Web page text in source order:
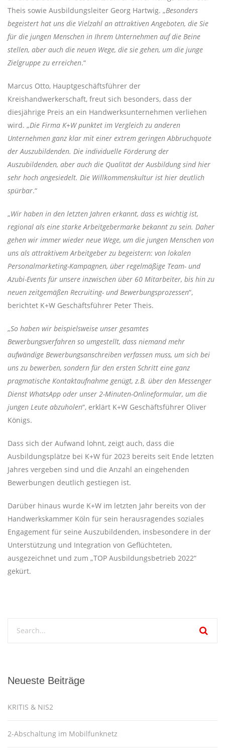
Theis sowie Ausbildungsleiter Georg Hartwig. „Besonders
begeistert hat uns die Vielzahl an attraktiven Angeboten, die Sie
für die jungen Menschen in Ihrem Unternehmen auf die Beine
stellen, aber auch die neuen Wege, die sie gehen, um die junge
Zielgruppe zu erreichen.“
Marcus Otto, Hauptgeschäftsführer der
Kreishandwerkerschaft, freut sich besonders, dass der
diesjährige Preis an ein Handwerksunternehmen verliehen
wird. „Die Firma K+W punktet im Vergleich zu anderen
Unternehmen ganz klar mit einer extrem geringen Abbruchquote
der Auszubildenden. Die individuelle Förderung der
Auszubildenden, aber auch die Qualität der Ausbildung sind hier
sehr hoch angesiedelt. Die Willkommenskultur ist hier deutlich
spürbar.“
„Wir haben in den letzten Jahren erkannt, dass es wichtig ist,
regional als eine starke Arbeitgebermarke bekannt zu sein. Daher
gehen wir immer wieder neue Wege, um die jungen Menschen von
uns als attraktivem Arbeitgeber zu begeistern: von lokalen
Personalmarketing-Kampagnen, über regelmäßige Team- und
Azubi-Events für unsere inzwischen über 60 Mitarbeiter, bis hin zu
neuen zeitgemäßen Recruiting- und Bewerbungsprozessen“,
berichtet K+W Geschäftsführer Peter Theis.
„So haben wir beispielsweise unser gesamtes
Bewerbungsverfahren so umgestellt, dass niemand mehr
aufwändige Bewerbungsanschreiben verfassen muss, um sich bei
uns zu bewerben, sondern für den ersten Schritt eine ganz
pragmatische Kontaktaufnahme genügt, z.B. über den Messenger
Dienst WhatsApp oder unser 2-Minuten-Onlineformular, um die
jungen Leute abzuholen“, erklärt K+W Geschäftsführer Oliver
Königs.
Dass sich der Aufwand lohnt, zeigt auch, dass die
Ausbildungsplätze bei K+W für 2023 bereits seit Ende letzten
Jahres vergeben sind und die Anzahl an eingehenden
Bewerbungen deutlich gestiegen ist.
Darüber hinaus wurde K+W im letzten Jahr bereits von der
Handwerkskammer Köln für sein herausragendes soziales
Engagement für seine Auszubildenden, insbesondere in der
Unterstützung und Integration von Geflüchteten,
ausgezeichnet und zum „TOP Ausbildungsbetrieb 2022“
gekürt.
Neueste Beiträge
KRITIS & NIS2
2-Abschaltung im Mobilfunknetz